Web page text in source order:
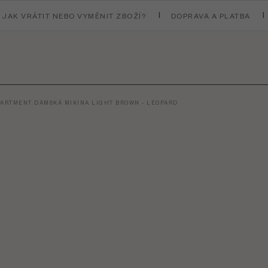
JAK VRÁTIT NEBO VYMĚNIT ZBOŽÍ? DOPRAVA A PLATBA
DÁMSKÁ MIKINA LIGHT BROWN - LEOPARD